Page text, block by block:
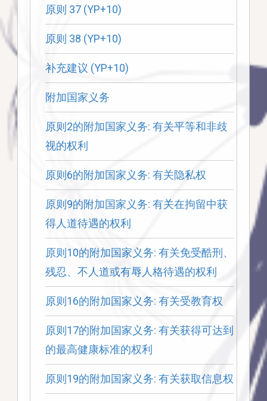
原则 37 (YP+10)
原则 38 (YP+10)
补充建议 (YP+10)
附加国家义务
原则2的附加国家义务: 有关平等和非歧
视的权利
原则6的附加国家义务: 有关隐私权
原则9的附加国家义务: 有关在拘留中获
得人道待遇的权利
原则10的附加国家义务: 有关免受酷刑、
残忍、不人道或有辱人格待遇的权利
原则16的附加国家义务: 有关受教育权
原则17的附加国家义务: 有关获得可达到
的最高健康标准的权利
原则19的附加国家义务: 有关获取信息权